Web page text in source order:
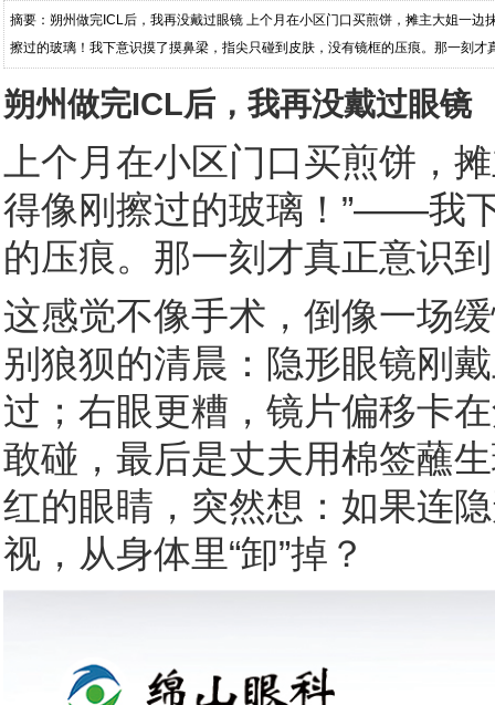
摘要：朔州做完ICL后，我再没戴过眼镜 上个月在小区门口买煎饼，摊主大姐一边
擦过的玻璃！我下意识摸了摸鼻梁，指尖只碰到皮肤，没有镜框的压痕。那一刻
朔州做完ICL后，我再没戴过眼镜
上个月在小区门口买煎饼，
得像刚擦过的玻璃！”——我
的压痕。那一刻才真正意识
这感觉不像手术，倒像一场
别狼狈的清晨：隐形眼镜刚
过；右眼更糟，镜片偏移卡
敢碰，最后是丈夫用棉签蘸
红的眼睛，突然想：如果连
视，从身体里“卸”掉？